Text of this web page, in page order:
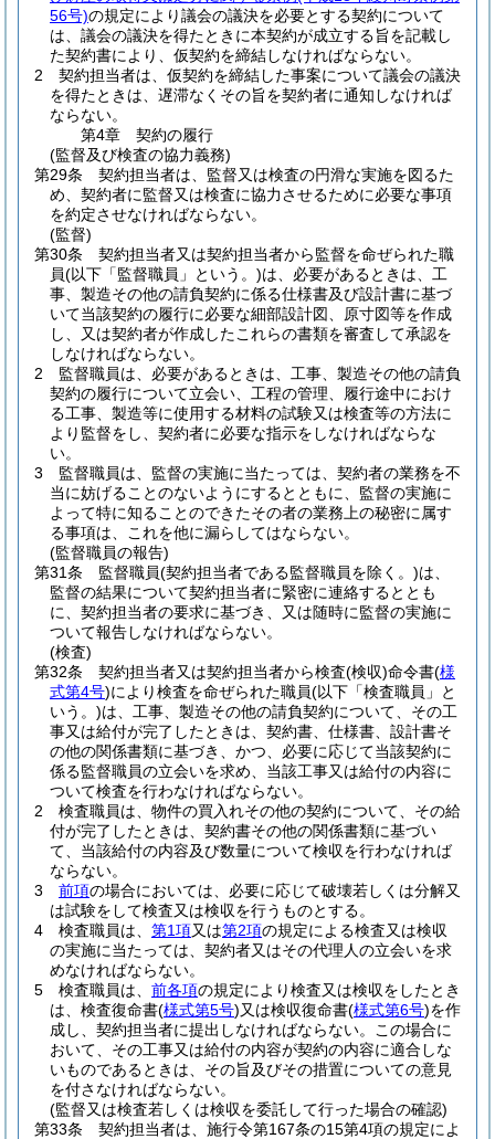
56号)の規定により議会の議決を必要とする契約について
は、議会の議決を得たときに本契約が成立する旨を記載し
た契約書により、仮契約を締結しなければならない。
2
契約担当者は、仮契約を締結した事案について議会の議決
を得たときは、遅滞なくその旨を契約者に通知しなければ
ならない。
第4章
契約の履行
(監督及び検査の協力義務)
第29条
契約担当者は、監督又は検査の円滑な実施を図るた
め、契約者に監督又は検査に協力させるために必要な事項
を約定させなければならない。
(監督)
第30条
契約担当者又は契約担当者から監督を命ぜられた職
員(以下「監督職員」という。)は、必要があるときは、工
事、製造その他の請負契約に係る仕様書及び設計書に基づ
いて当該契約の履行に必要な細部設計図、原寸図等を作成
し、又は契約者が作成したこれらの書類を審査して承認を
しなければならない。
2
監督職員は、必要があるときは、工事、製造その他の請負
契約の履行について立会い、工程の管理、履行途中におけ
る工事、製造等に使用する材料の試験又は検査等の方法に
より監督をし、契約者に必要な指示をしなければならな
い。
3
監督職員は、監督の実施に当たっては、契約者の業務を不
当に妨げることのないようにするとともに、監督の実施に
よって特に知ることのできたその者の業務上の秘密に属す
る事項は、これを他に漏らしてはならない。
(監督職員の報告)
第31条
監督職員(契約担当者である監督職員を除く。)は、
監督の結果について契約担当者に緊密に連絡するととも
に、契約担当者の要求に基づき、又は随時に監督の実施に
ついて報告しなければならない。
(検査)
第32条
契約担当者又は契約担当者から検査(検収)命令書(様
式第4号)により検査を命ぜられた職員(以下「検査職員」と
いう。)は、工事、製造その他の請負契約について、その工
事又は給付が完了したときは、契約書、仕様書、設計書そ
の他の関係書類に基づき、かつ、必要に応じて当該契約に
係る監督職員の立会いを求め、当該工事又は給付の内容に
ついて検査を行わなければならない。
2
検査職員は、物件の買入れその他の契約について、その給
付が完了したときは、契約書その他の関係書類に基づい
て、当該給付の内容及び数量について検収を行わなければ
ならない。
3
前項の場合においては、必要に応じて破壊若しくは分解又
は試験をして検査又は検収を行うものとする。
4
検査職員は、 第1項又は第2項の規定による検査又は検収
の実施に当たっては、契約者又はその代理人の立会いを求
めなければならない。
5
検査職員は、 前各項の規定により検査又は検収をしたとき
は、検査復命書(様式第5号)又は検収復命書(様式第6号)を作
成し、契約担当者に提出しなければならない。
この場合に
おいて、その工事又は給付の内容が契約の内容に適合しな
いものであるときは、その旨及びその措置についての意見
を付さなければならない。
(監督又は検査若しくは検収を委託して行った場合の確認)
第33条
契約担当者は、施行令第167条の15第4項の規定によ